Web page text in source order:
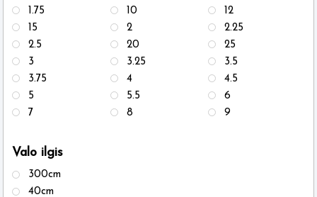
1.75
10
12
15
2
2.25
2.5
20
25
3
3.25
3.5
3.75
4
4.5
5
5.5
6
7
8 9
Valo ilgis
300cm
40cm